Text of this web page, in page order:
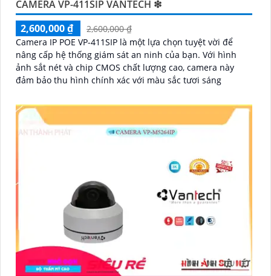
CAMERA VP-411SIP VANTECH ❇
2,600,000 ₫
2,600,000 ₫
Camera IP POE VP-411SIP là một lựa chọn tuyệt vời để
nâng cấp hệ thống giám sát an ninh của bạn. Với hình
ảnh sắt nét và chip CMOS chất lượng cao, camera này
đảm bảo thu hình chính xác với màu sắc tươi sáng